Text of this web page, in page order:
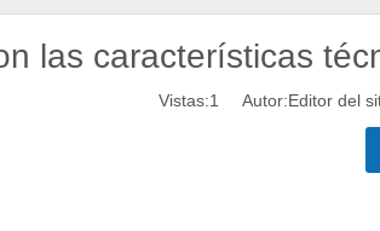
las características
Vistas:1 Autor:Editor del